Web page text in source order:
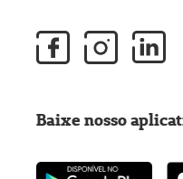
Baixe nosso